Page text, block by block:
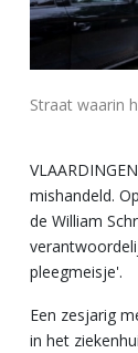
Straat waarin
mishandeld.
de William
pleegmeisje'.
Een zesjarig
in het